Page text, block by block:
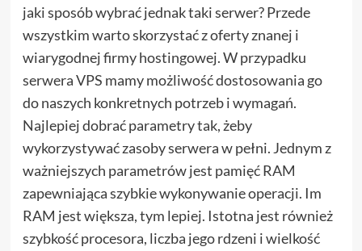
jaki sposób wybrać jednak taki serwer? Przede
wszystkim warto skorzystać z oferty znanej i
wiarygodnej firmy hostingowej. W przypadku
serwera VPS mamy możliwość dostosowania go
do naszych konkretnych potrzeb i wymagań.
Najlepiej dobrać parametry tak, żeby
wykorzystywać zasoby serwera w pełni. Jednym z
ważniejszych parametrów jest pamięć RAM
zapewniająca szybkie wykonywanie operacji. Im
RAM jest większa, tym lepiej. Istotna jest również
szybkość procesora, liczba jego rdzeni i wielkość